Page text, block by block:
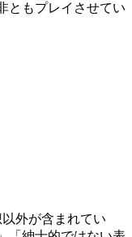
ともプレイさせてい
外が含まれてい